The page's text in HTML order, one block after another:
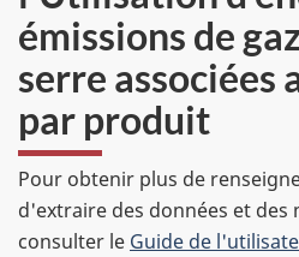
émissions de
serre associées
par produit
Pour obtenir plus de
d'extraire des données et des
consulter le Guide de